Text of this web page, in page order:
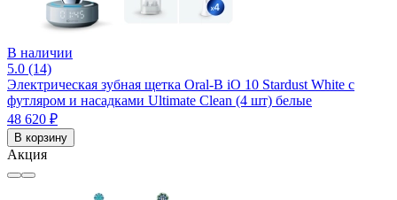
В наличии
5.0 (14)
Электрическая зубная щетка Oral-B iO 10 Stardust White с
футляром и насадками Ultimate Clean (4 шт) белые
48 620 ₽
В корзину
Акция